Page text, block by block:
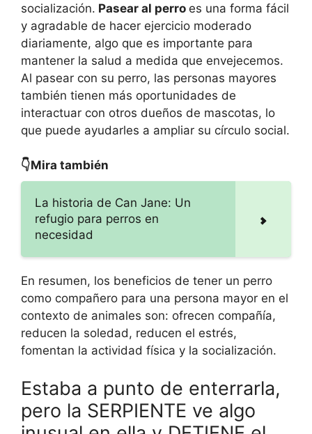
socialización. Pasear al perro es una forma fácil
y agradable de hacer ejercicio moderado
diariamente, algo que es importante para
mantener la salud a medida que envejecemos.
Al pasear con su perro, las personas mayores
también tienen más oportunidades de
interactuar con otros dueños de mascotas, lo
que puede ayudarles a ampliar su círculo social.
👇Mira también
La historia de Can Jane: Un
refugio para perros en
necesidad
En resumen, los beneficios de tener un perro
como compañero para una persona mayor en el
contexto de animales son: ofrecen compañía,
reducen la soledad, reducen el estrés,
fomentan la actividad física y la socialización.
Estaba a punto de enterrarla,
pero la SERPIENTE ve algo